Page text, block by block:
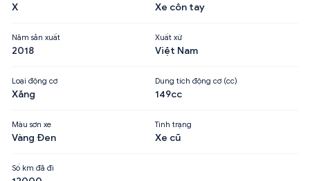
X Xe côn tay
Năm sản xuất
2018
Xuất xứ
Việt Nam
Loại động cơ
Xăng
Dung tích động cơ (cc)
149cc
Màu sơn xe
Vàng Đen
Tình trạng
Xe cũ
Số km đã đi